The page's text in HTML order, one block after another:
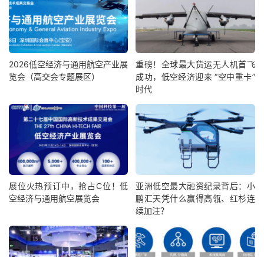
2026低空经济与通用航空产业展
览会（高交会专题展区）
重磅！全球最大货运无人机首飞
成功，低空经济迎来 “空中重卡”
时代
展位火热预订中，抢占C位！低
空经济与通用航空展览会
亚洲低空最大融资纪录背后：小
鹏汇天凭什么赢得高瓴、红杉连
续加注？